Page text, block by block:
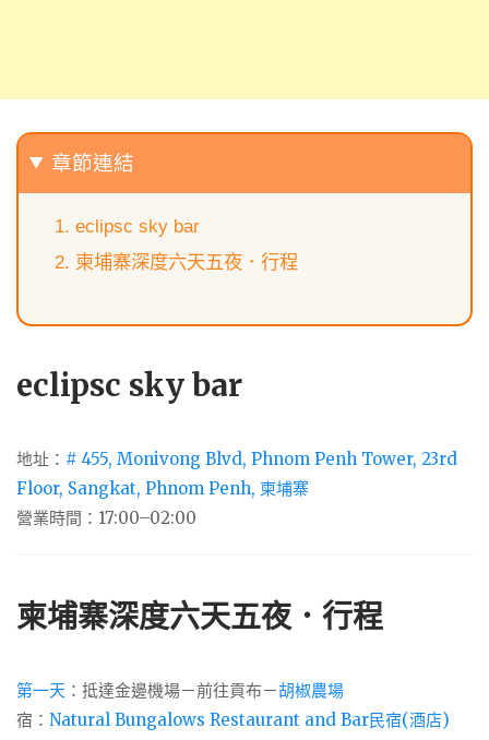
章節連結
eclipsc sky bar
柬埔寨深度六天五夜．行程
eclipsc sky bar
地址： # 455, Monivong Blvd, Phnom Penh Tower, 23rd
Floor, Sangkat, Phnom Penh, 柬埔寨
營業時間：17:00–02:00
柬埔寨深度六天五夜．行程
第一天 ：抵達金邊機場－前往貢布－胡椒農場
宿： Natural Bungalows Restaurant and Bar民宿(酒店)